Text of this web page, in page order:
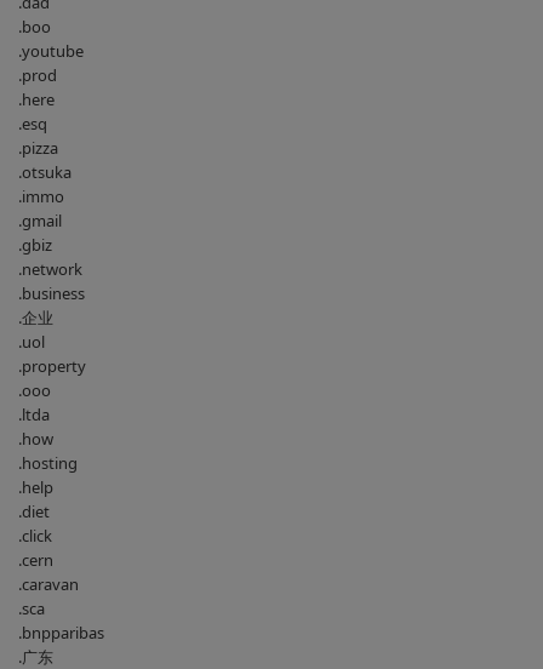
.boo
.youtube
.prod
.here
.esq
.pizza
.otsuka
.immo
.gmail
.gbiz
.network
.business
.企业
.uol
.property
.ooo
.ltda
.how
.hosting
.help
.diet
.click
.cern
.caravan
.sca
.bnpparibas
.广东